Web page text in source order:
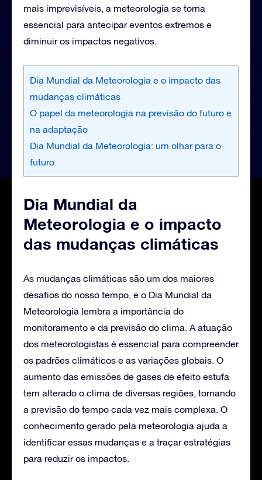
mais imprevisíveis, a meteorologia se torna
essencial para antecipar eventos extremos e
diminuir os impactos negativos.
Dia Mundial da Meteorologia e o impacto das
mudanças climáticas
O papel da meteorologia na previsão do futuro e
na adaptação
Dia Mundial da Meteorologia: um olhar para o
futuro
Dia Mundial da
Meteorologia e o impacto
das mudanças climáticas
As mudanças climáticas são um dos maiores
desafios do nosso tempo, e o Dia Mundial da
Meteorologia lembra a importância do
monitoramento e da previsão do clima. A atuação
dos meteorologistas é essencial para compreender
os padrões climáticos e as variações globais. O
aumento das emissões de gases de efeito estufa
tem alterado o clima de diversas regiões, tornando
a previsão do tempo cada vez mais complexa. O
conhecimento gerado pela meteorologia ajuda a
identificar essas mudanças e a traçar estratégias
para reduzir os impactos.